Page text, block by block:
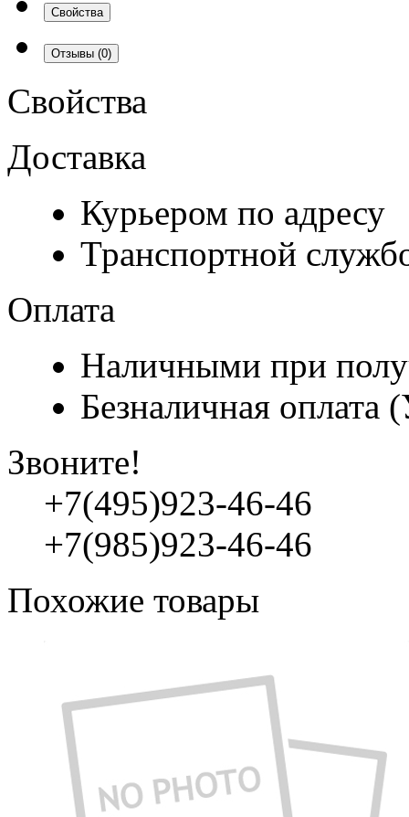
Свойства
Отзывы (0)
Свойства
Доставка
Курьером по адресу
Транспортной
Оплата
Наличными при
Безналичная
Звоните!
+7(495)923-46-46
+7(985)923-46-46
Похожие товары